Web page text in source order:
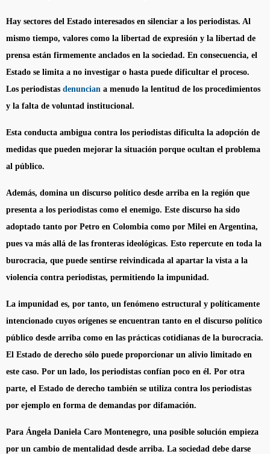
Hay sectores del Estado interesados en silenciar a los periodistas. Al
mismo tiempo, valores como la libertad de expresión y la libertad de
prensa están firmemente anclados en la sociedad. En consecuencia, el
Estado se limita a no investigar o hasta puede dificultar el proceso.
Los periodistas denuncian a menudo la lentitud de los procedimientos
y la falta de voluntad institucional.
Esta conducta ambigua contra los periodistas dificulta la adopción de
medidas que pueden mejorar la situación porque ocultan el problema
al público.
Además, domina un discurso político desde arriba en la región que
presenta a los periodistas como el enemigo. Este discurso ha sido
adoptado tanto por Petro en Colombia como por Milei en Argentina,
pues va más allá de las fronteras ideológicas. Esto repercute en toda la
burocracia, que puede sentirse reivindicada al apartar la vista a la
violencia contra periodistas, permitiendo la impunidad.
La impunidad es, por tanto, un fenómeno estructural y políticamente
intencionado cuyos orígenes se encuentran tanto en el discurso político
público desde arriba como en las prácticas cotidianas de la burocracia.
El Estado de derecho sólo puede proporcionar un alivio limitado en
este caso. Por un lado, los periodistas confían poco en él. Por otra
parte, el Estado de derecho también se utiliza contra los periodistas
por ejemplo en forma de demandas por difamación.
Para Ángela Daniela Caro Montenegro, una posible solución empieza
por un cambio de mentalidad desde arriba. La sociedad debe darse